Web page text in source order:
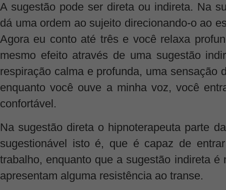
A sugestão pode ser direta ou indireta. Na
dá uma ordem ao sujeito direcionando-o ao
Agora eu conto até três e você relaxa
mesmo efeito através de uma sugestão
respiração calma e profunda, uma sensação
enquanto você ouve a minha voz, você
confortável.
Na sugestão direta o hipnoterapeuta parte
sugestionável isto é, que é capaz de
trabalho, enquanto que a sugestão indireta
apresentam alguma resistência ao transe.